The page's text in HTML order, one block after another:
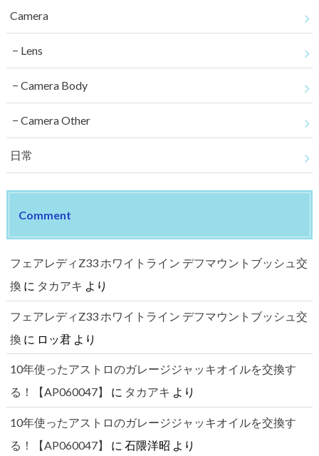
Camera
Lens
Camera Body
Camera Other
日常
Comment
フェアレディZ33 ホワイトライン デフマウントブッシュ交
換 に タカアキ より
フェアレディZ33 ホワイトライン デフマウントブッシュ交
換 に ロッ君より
10年使ったアストロのガレージジャッキオイルを交換す
る！【AP060047】
に タカアキ より
10年使ったアストロのガレージジャッキオイルを交換す
る！【AP060047】
に 石隈洋昭 より